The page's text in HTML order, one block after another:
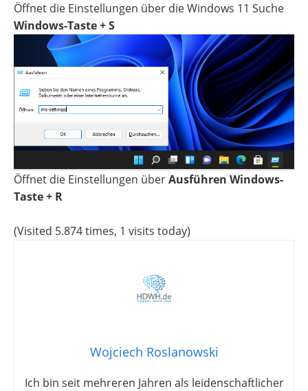
Öffnet die Einstellungen über die Windows 11 Suche
Windows-Taste + S
Öffnet die Einstellungen überAusführen Windows-
Taste + R
(Visited 5.874 times, 1 visits today)
Wojciech Roslanowski
Ich bin seit mehreren Jahren als leidenschaftlicher